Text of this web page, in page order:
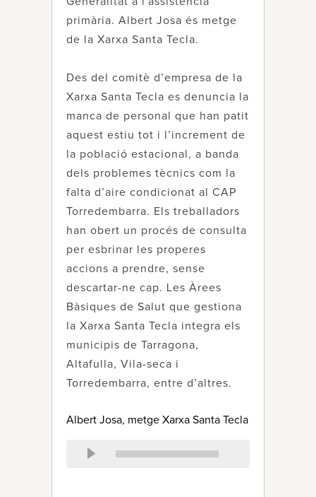
primària. Albert Josa és metge
de la Xarxa Santa Tecla.
Des del comitè d’empresa de la
Xarxa Santa Tecla es denuncia la
manca de personal que han patit
aquest estiu tot i l’increment de
la població estacional, a banda
dels problemes tècnics com la
falta d’aire condicionat al CAP
Torredembarra. Els treballadors
han obert un procés de consulta
per esbrinar les properes
accions a prendre, sense
descartar-ne cap. Les Àrees
Bàsiques de Salut que gestiona
la Xarxa Santa Tecla integra els
municipis de Tarragona,
Altafulla, Vila-seca i
Torredembarra, entre d’altres.
Albert Josa, metge Xarxa Santa Tecla